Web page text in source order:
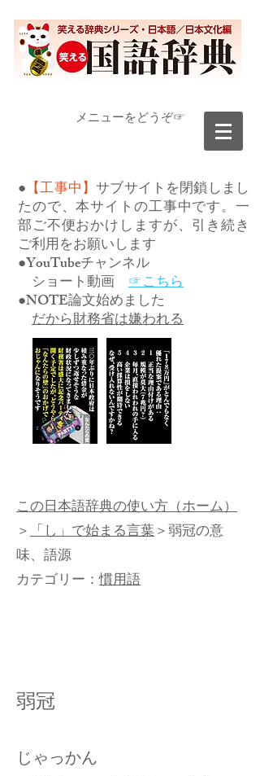
​メニューをどうぞ☞
● 【工事中】サブサイトを閉鎖しまし
たので、本サイトの工事中です。一
部ご不便おかけしますが、引き続き
ご利用をお願いします
●YouTubeチャンネル
ショート動画 ☞こちら
●NOTE論文始めました
だから財務省は嫌われる
この日本語辞典の使い方（ホーム）
＞「し」で始まる言葉＞弱冠の意
味、語源
カテゴリー：慣用語
弱冠
じゃっかん